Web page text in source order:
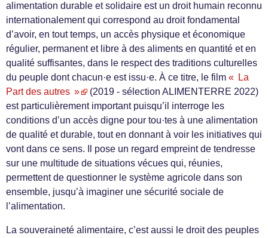
alimentation durable et solidaire est un droit humain reconnu
internationalement qui correspond au droit fondamental
d’avoir, en tout temps, un accès physique et économique
régulier, permanent et libre à des aliments en quantité et en
qualité suffisantes, dans le respect des traditions culturelles
du peuple dont chacun·e est issu·e. À ce titre, le film « La
Part des autres »
(2019 - sélection ALIMENTERRE 2022)
est particulièrement important puisqu’il interroge les
conditions d’un accès digne pour tou·tes à une alimentation
de qualité et durable, tout en donnant à voir les initiatives qui
vont dans ce sens. Il pose un regard empreint de tendresse
sur une multitude de situations vécues qui, réunies,
permettent de questionner le système agricole dans son
ensemble, jusqu’à imaginer une sécurité sociale de
l’alimentation.
La souveraineté alimentaire, c’est aussi le droit des peuples